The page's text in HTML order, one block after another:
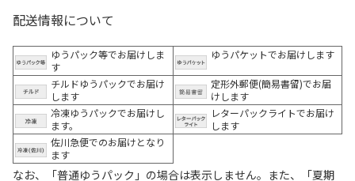
配送情報について
ゆうパック等でお届けしま
す
ゆうパケットでお届けします
チルドゆうパックでお届け
します
定形外郵便(簡易書留)でお届
けします
冷凍ゆうパックでお届けし
ます。
レターパックライトでお届け
します
佐川急便でのお届けとなり
ます
なお、「普通ゆうパック」の場合は表示しません。また、「夏期